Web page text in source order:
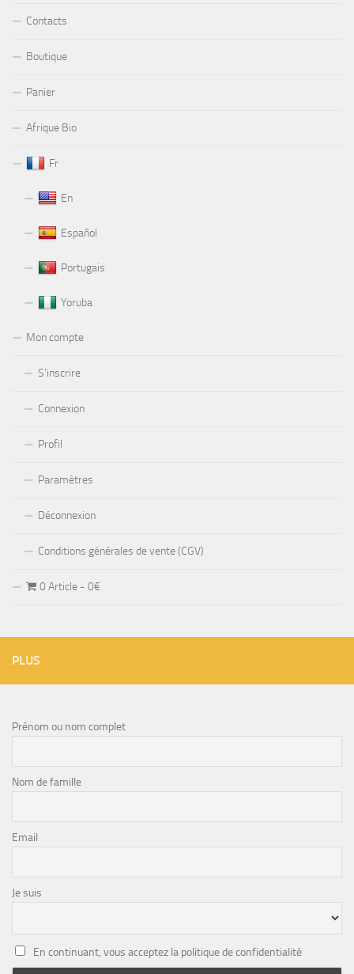
Contacts
Boutique
Panier
Afrique Bio
Fr
En
Español
Portugais
Yoruba
Mon compte
S’inscrire
Connexion
Profil
Paramètres
Déconnexion
Conditions générales de vente (CGV)
0 Article 0€
PLUS
Prénom ou nom complet
Nom de famille
Email
Je suis
En continuant, vous acceptez la politique de confidentialité